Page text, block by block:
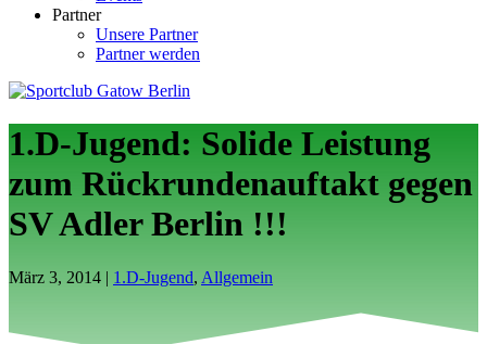
Partner
Unsere Partner
Partner werden
1.D-Jugend: Solide Leistung
zum Rückrundenauftakt gegen
SV Adler Berlin !!!
März 3, 2014 | 1.D-Jugend, Allgemein